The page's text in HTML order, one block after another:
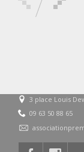
3 place Louis
09 63 50 88 65